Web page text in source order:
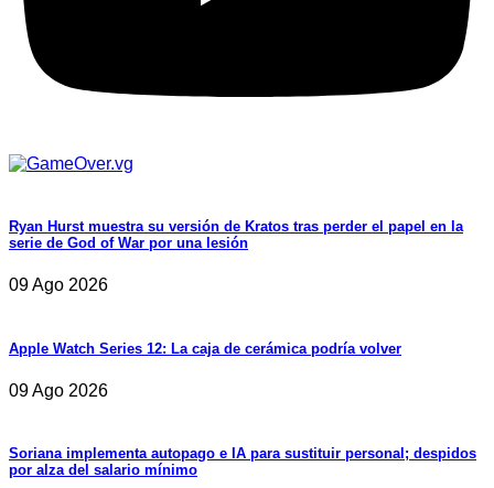
Ryan Hurst muestra su versión de Kratos tras perder el papel en la
serie de God of War por una lesión
09 Ago 2026
Apple Watch Series 12: La caja de cerámica podría volver
09 Ago 2026
Soriana implementa autopago e IA para sustituir personal; despidos
por alza del salario mínimo